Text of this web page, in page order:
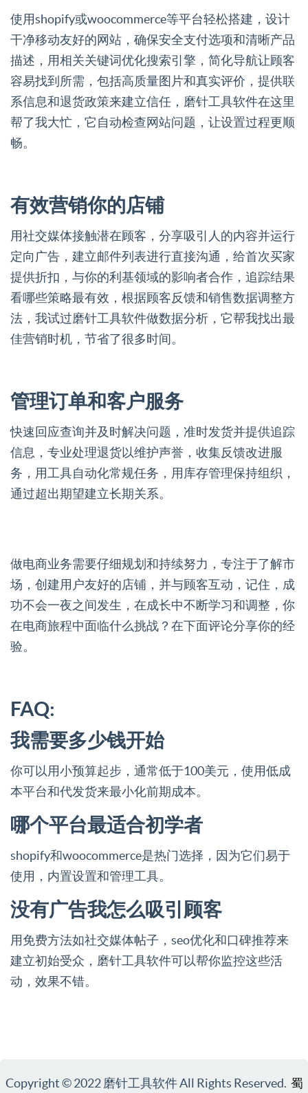
使用shopify或woocommerce等平台轻松搭建，设计
干净移动友好的网站，确保安全支付选项和清晰产品
描述，用相关关键词优化搜索引擎，简化导航让顾客
容易找到所需，包括高质量图片和真实评价，提供联
系信息和退货政策来建立信任，磨针工具软件在这里
帮了我大忙，它自动检查网站问题，让设置过程更顺
畅。
有效营销你的店铺
用社交媒体接触潜在顾客，分享吸引人的内容并运行
定向广告，建立邮件列表进行直接沟通，给首次买家
提供折扣，与你的利基领域的影响者合作，追踪结果
看哪些策略最有效，根据顾客反馈和销售数据调整方
法，我试过磨针工具软件做数据分析，它帮我找出最
佳营销时机，节省了很多时间。
管理订单和客户服务
快速回应查询并及时解决问题，准时发货并提供追踪
信息，专业处理退货以维护声誉，收集反馈改进服
务，用工具自动化常规任务，用库存管理保持组织，
通过超出期望建立长期关系。
做电商业务需要仔细规划和持续努力，专注于了解市
场，创建用户友好的店铺，并与顾客互动，记住，成
功不会一夜之间发生，在成长中不断学习和调整，你
在电商旅程中面临什么挑战？在下面评论分享你的经
验。
FAQ:
我需要多少钱开始
你可以用小预算起步，通常低于100美元，使用低成
本平台和代发货来最小化前期成本。
哪个平台最适合初学者
shopify和woocommerce是热门选择，因为它们易于
使用，内置设置和管理工具。
没有广告我怎么吸引顾客
用免费方法如社交媒体帖子，seo优化和口碑推荐来
建立初始受众，磨针工具软件可以帮你监控这些活
动，效果不错。
Copyright © 2022 磨针工具软件 All Rights Reserved. 蜀